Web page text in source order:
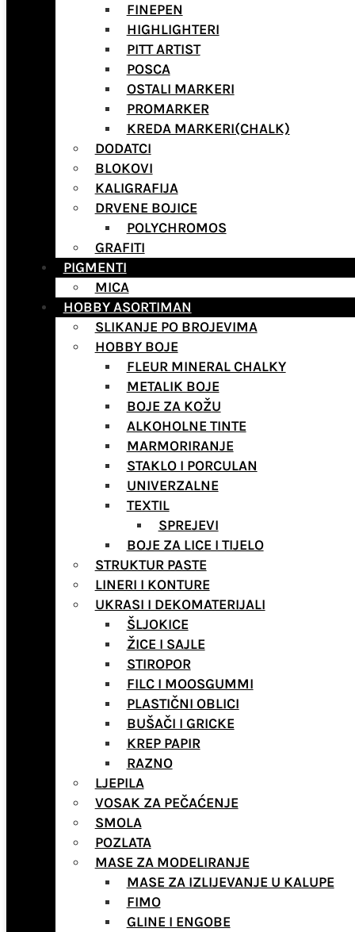
FINEPEN
HIGHLIGHTERI
PITT ARTIST
POSCA
OSTALI MARKERI
PROMARKER
KREDA MARKERI(CHALK)
DODATCI
BLOKOVI
KALIGRAFIJA
DRVENE BOJICE
POLYCHROMOS
GRAFITI
PIGMENTI
MICA
HOBBY ASORTIMAN
SLIKANJE PO BROJEVIMA
HOBBY BOJE
FLEUR MINERAL CHALKY
METALIK BOJE
BOJE ZA KOŽU
ALKOHOLNE TINTE
MARMORIRANJE
STAKLO I PORCULAN
UNIVERZALNE
TEXTIL
SPREJEVI
BOJE ZA LICE I TIJELO
STRUKTUR PASTE
LINERI I KONTURE
UKRASI I DEKOMATERIJALI
ŠLJOKICE
ŽICE I SAJLE
STIROPOR
FILC I MOOSGUMMI
PLASTIČNI OBLICI
BUŠAČI I GRICKE
KREP PAPIR
RAZNO
LJEPILA
VOSAK ZA PEČAĆENJE
SMOLA
POZLATA
MASE ZA MODELIRANJE
MASE ZA IZLIJEVANJE U KALUPE
FIMO
GLINE I ENGOBE